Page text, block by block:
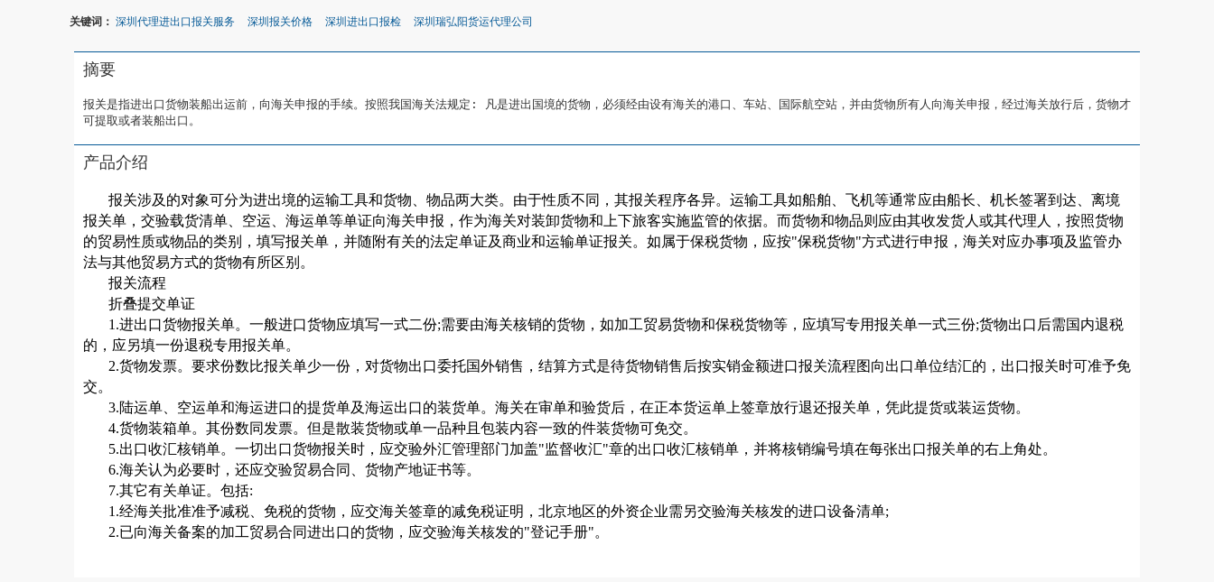
关键词： 深圳代理进出口报关服务 深圳报关价格 深圳进出口报检 深圳瑞弘阳货运代理公司
摘要
报关是指进出口货物装船出运前，向海关申报的手续。按照我国海关法规定: 凡是进出国境的货物，必须经由设有海关的港口、车站、国际航空站，并由货物所有人向海关申报，经过海关放行后，货物才
可提取或者装船出口。
产品介绍
报关涉及的对象可分为进出境的运输工具和货物、物品两大类。由于性质不同，其报关程序各异。运输工具如船舶、飞机等通常应由船长、机长签署到达、离境
报关单，交验载货清单、空运、海运单等单证向海关申报，作为海关对装卸货物和上下旅客实施监管的依据。而货物和物品则应由其收发货人或其代理人，按照货物
的贸易性质或物品的类别，填写报关单，并随附有关的法定单证及商业和运输单证报关。如属于保税货物，应按"保税货物"方式进行申报，海关对应办事项及监管办
法与其他贸易方式的货物有所区别。
报关流程
折叠提交单证
1.进出口货物报关单。一般进口货物应填写一式二份;需要由海关核销的货物，如加工贸易货物和保税货物等，应填写专用报关单一式三份;货物出口后需国内退税
的，应另填一份退税专用报关单。
2.货物发票。要求份数比报关单少一份，对货物出口委托国外销售，结算方式是待货物销售后按实销金额进口报关流程图向出口单位结汇的，出口报关时可准予免
交。
3.陆运单、空运单和海运进口的提货单及海运出口的装货单。海关在审单和验货后，在正本货运单上签章放行退还报关单，凭此提货或装运货物。
4.货物装箱单。其份数同发票。但是散装货物或单一品种且包装内容一致的件装货物可免交。
5.出口收汇核销单。一切出口货物报关时，应交验外汇管理部门加盖"监督收汇"章的出口收汇核销单，并将核销编号填在每张出口报关单的右上角处。
6.海关认为必要时，还应交验贸易合同、货物产地证书等。
7.其它有关单证。包括:
1.经海关批准准予减税、免税的货物，应交海关签章的减免税证明，北京地区的外资企业需另交验海关核发的进口设备清单;
2.已向海关备案的加工贸易合同进出口的货物，应交验海关核发的"登记手册"。